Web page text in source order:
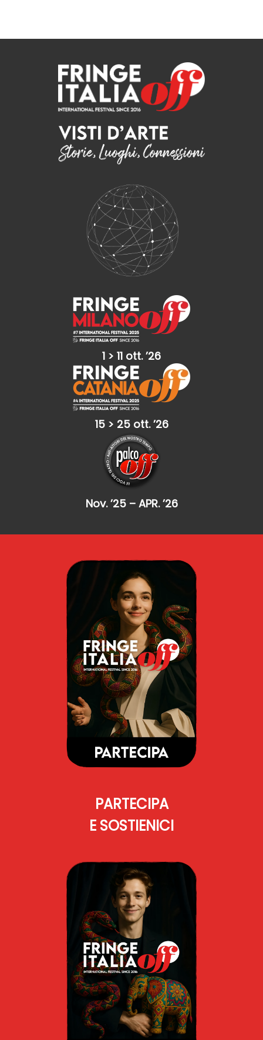
1 > 11 ott. ’26
15 > 25 ott. ’26
Nov. ’25 – APR. ’26
PARTECIPA
E SOSTIENICI